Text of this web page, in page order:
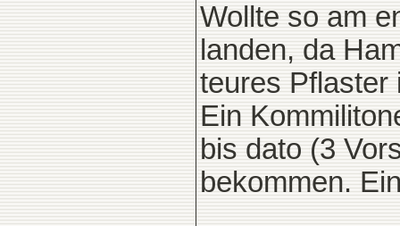
Wollte so am
landen, da
teures Pflaster
Ein
bis dato (3
bekommen.